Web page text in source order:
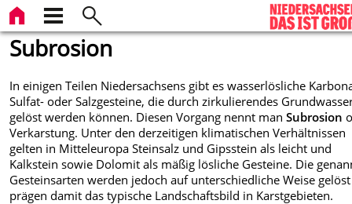
Subrosion
In einigen Teilen Niedersachsens gibt es wasserlösliche
Sulfat- oder Salzgesteine, die durch zirkulierendes
gelöst werden können. Diesen Vorgang nennt manSubrosion
Verkarstung. Unter den derzeitigen klimatischen Verhältnissen
gelten in Mitteleuropa Steinsalz und Gipsstein als leicht und
Kalkstein sowie Dolomit als mäßig lösliche Gesteine. Die
Gesteinsarten werden jedoch auf unterschiedliche Weise
prägen damit das typische Landschaftsbild in Karstgebieten.